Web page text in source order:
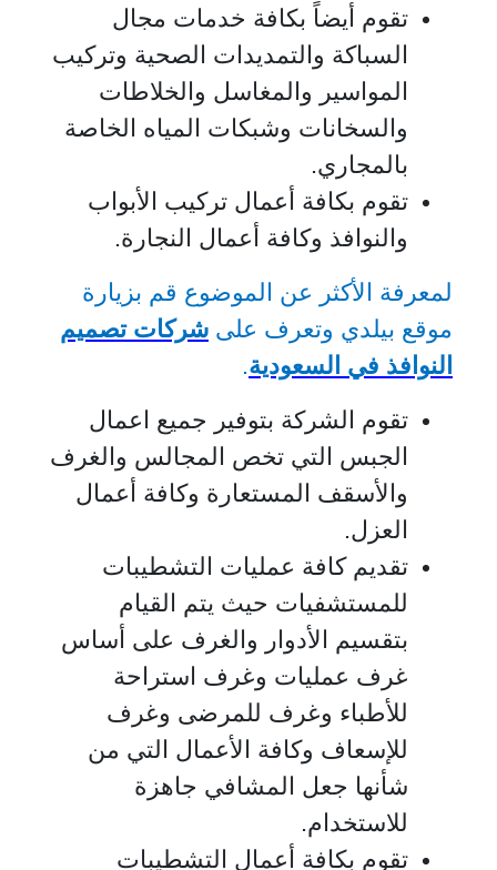
تقوم أيضاً بكافة خدمات مجال
السباكة والتمديدات الصحية وتركيب
المواسير والمغاسل والخلاطات
والسخانات وشبكات المياه الخاصة
بالمجاري.
تقوم بكافة أعمال تركيب الأبواب
والنوافذ وكافة أعمال النجارة.
لمعرفة الأكثر عن الموضوع قم بزيارة
موقع بيلدي وتعرف على شركات تصميم
النوافذ في السعودية.
تقوم الشركة بتوفير جميع اعمال
الجبس التي تخص المجالس والغرف
والأسقف المستعارة وكافة أعمال
العزل.
تقديم كافة عمليات التشطيبات
للمستشفيات حيث يتم القيام
بتقسيم الأدوار والغرف على أساس
غرف عمليات وغرف استراحة
للأطباء وغرف للمرضى وغرف
للإسعاف وكافة الأعمال التي من
شأنها جعل المشافي جاهزة
للاستخدام.
تقوم بكافة أعمال التشطيبات